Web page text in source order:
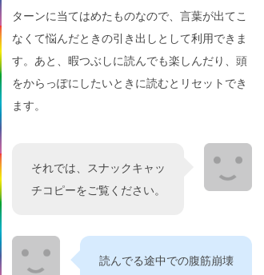
ターンに当てはめたものなので、言葉が出てこ
なくて悩んだときの引き出しとして利用できま
す。あと、暇つぶしに読んでも楽しんだり、頭
をからっぽにしたいときに読むとリセットでき
ます。
それでは、スナックキャッ
チコピーをご覧ください。
読んでる途中での腹筋崩壊